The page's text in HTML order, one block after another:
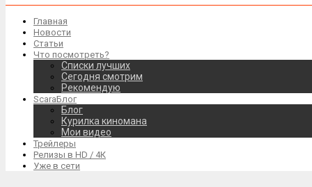
Главная
Новости
Статьи
Что посмотреть?
Списки лучших
Сегодня смотрим
Рекомендую
ScaraБлог
Блог
Курилка киномана
Мои видео
Трейлеры
Релизы в HD / 4К
Уже в сети